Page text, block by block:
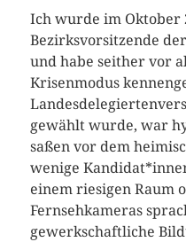
Ich wurde im Oktober
Bezirksvorsitzende
und habe seither vor
Krisenmodus
gewählt wurde, war
saßen vor dem
wenige
einem riesigen Raum
Fernsehkameras
gewerkschaftliche